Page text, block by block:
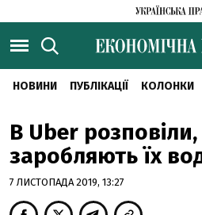
НОВИНИ ПУБЛІКАЦІЇ КОЛОНКИ
В Uber розповіли,
заробляють їх
7 ЛИСТОПАДА 2019, 13:27